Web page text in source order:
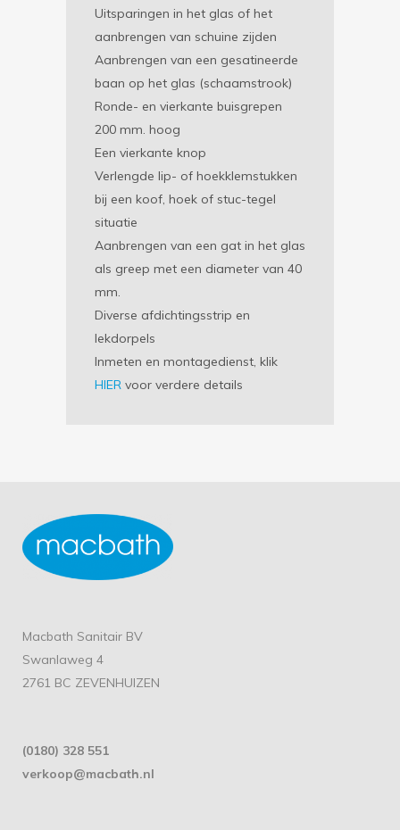
Uitsparingen in het glas of het
aanbrengen van schuine zijden
Aanbrengen van een gesatineerde
baan op het glas (schaamstrook)
Ronde- en vierkante buisgrepen
200 mm. hoog
Een vierkante knop
Verlengde lip- of hoekklemstukken
bij een koof, hoek of stuc-tegel
situatie
Aanbrengen van een gat in het glas
als greep met een diameter van 40
mm.
Diverse afdichtingsstrip en
lekdorpels
Inmeten en montagedienst, klik
HIER voor verdere details
Macbath Sanitair BV
Swanlaweg 4
2761 BC ZEVENHUIZEN
(0180) 328 551
verkoop@macbath.nl